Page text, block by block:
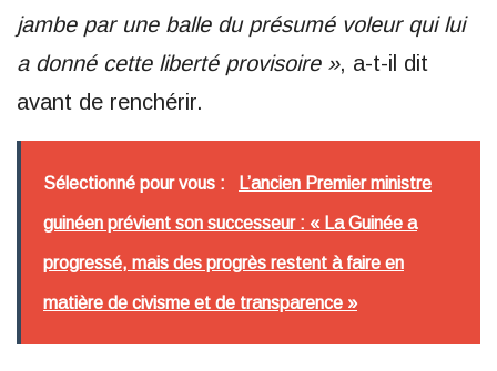
jambe par une balle du présumé voleur qui lui
a donné cette liberté provisoire », a-t-il dit
avant de renchérir.
Sélectionné pour vous : L’ancien Premier ministre
guinéen prévient son successeur : « La Guinée a
progressé, mais des progrès restent à faire en
matière de civisme et de transparence »